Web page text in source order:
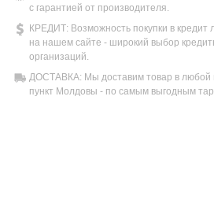
с гарантией от производителя.
КРЕДИТ: Возможность покупки в кредит
на нашем сайте - широкий выбор
организаций.
ДОСТАВКА: Мы доставим товар в любой
пункт Молдовы - по самым выгодным